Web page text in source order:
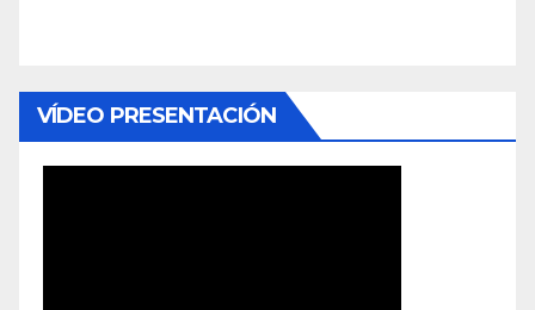
VÍDEO PRESENTACIÓN